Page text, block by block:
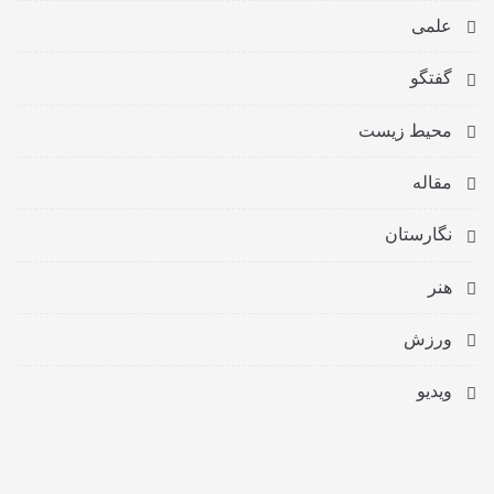
علمی
گفتگو
محیط زیست
مقاله
نگارستان
هنر
ورزش
ویدیو